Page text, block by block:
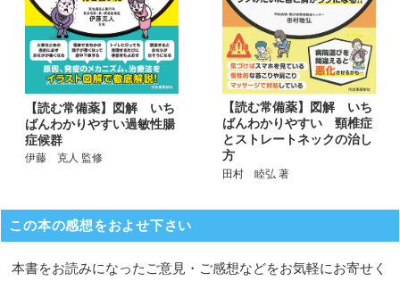
【読む常備薬】図解 いち
ばんわかりやすい過敏性腸
症候群
伊藤 克人 監修
【読む常備薬】図解 いち
ばんわかりやすい 頸椎症
とストレートネックの治し
方
田村 睦弘 著
この本の感想をおよせ下さい
本書をお読みになったご意見・ご感想などをお気軽にお寄せく